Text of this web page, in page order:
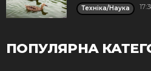
Техніка/Наука
ПОПУЛЯРНА